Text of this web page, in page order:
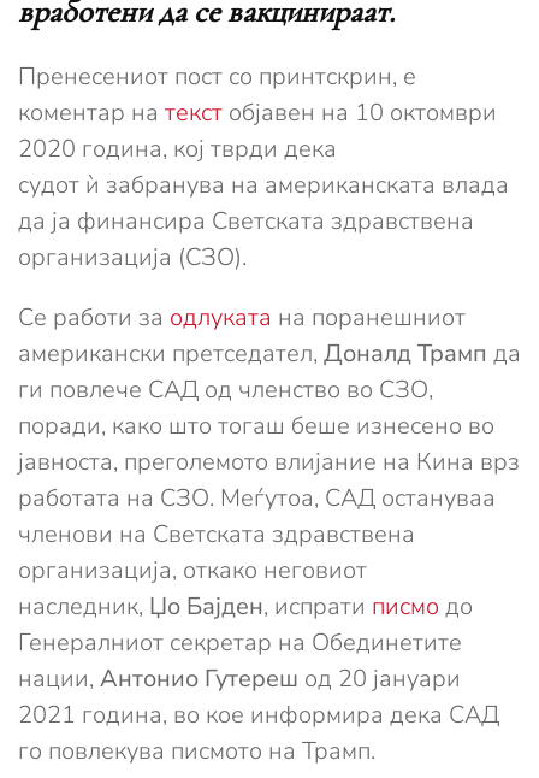
вработени да се вакцинираат.
Пренесениот пост со принтскрин, е
коментар на текст објавен на 10 октомври
2020 година, кој тврди дека
судот ѝ забранува на американската влада
да ја финансира Светската здравствена
организација (СЗО).
Се работи за одлуката на поранешниот
американски претседател, Доналд Трамп да
ги повлече САД од членство во СЗО,
поради, како што тогаш беше изнесено во
јавноста, преголемото влијание на Кина врз
работата на СЗО. Меѓутоа, САД остануваа
членови на Светската здравствена
организација, откако неговиот
наследник, Џо Бајден, испрати писмо до
Генералниот секретар на Обединетите
нации, Антонио Гутереш од 20 јануари
2021 година, во кое информира дека САД
го повлекува писмото на Трамп.